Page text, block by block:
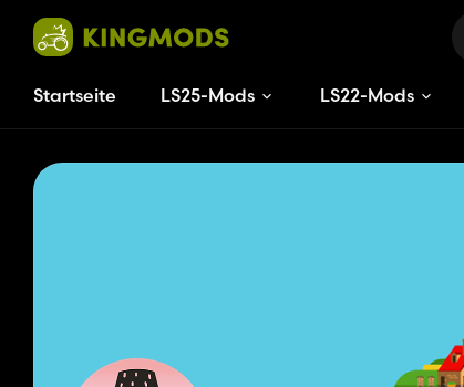
Startseite LS25-Mods LS22-Mods